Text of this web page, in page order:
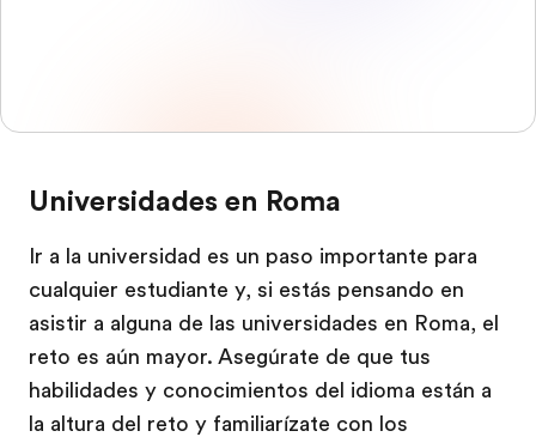
Universidades en Roma
Ir a la universidad es un paso importante para
cualquier estudiante y, si estás pensando en
asistir a alguna de las universidades en Roma, el
reto es aún mayor. Asegúrate de que tus
habilidades y conocimientos del idioma están a
la altura del reto y familiarízate con los